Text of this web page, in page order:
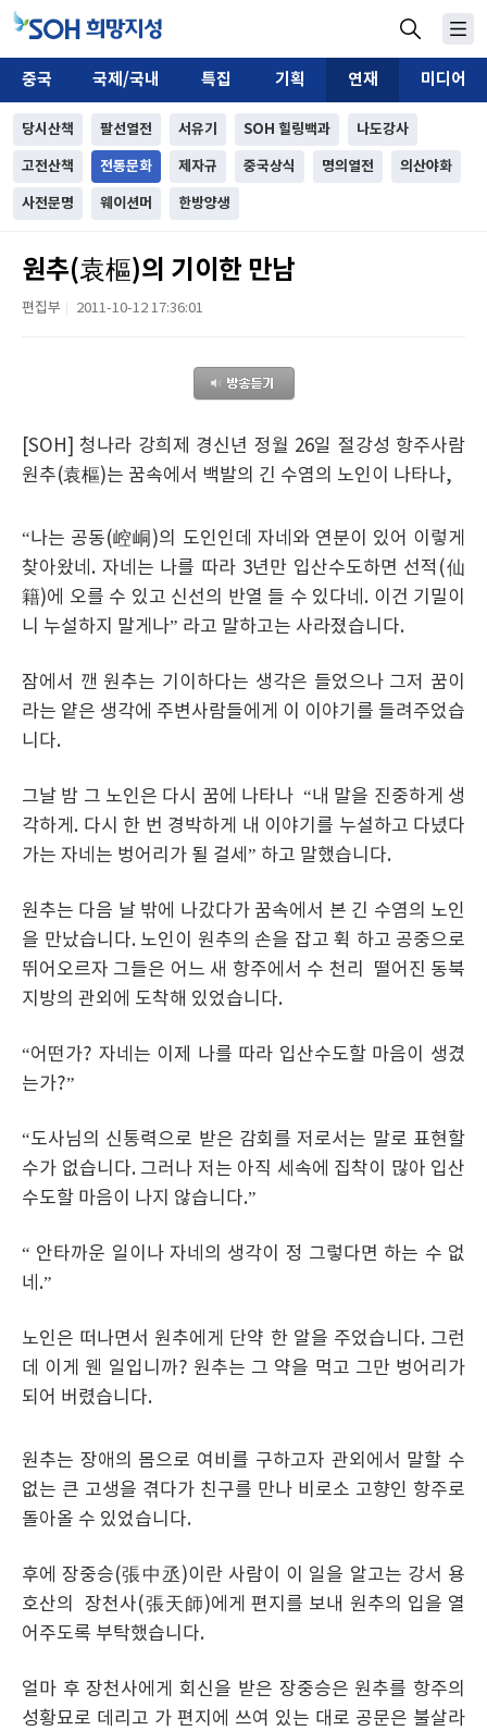
중국 국제/국내 특집 기획 연재 미디어
당시산책 팔선열전 서유기 SOH 힐링백과 나도강사
고전산책 전통문화 제자규 중국상식 명의열전 의산야화
사전문명 웨이션머 한방양생
원추(袁樞)의 기이한 만남
편집부 2011-10-12 17:36:01
[SOH] 청나라 강희제 경신년 정월 26일 절강성 항주사람
원추(袁樞)는 꿈속에서 백발의 긴 수염의 노인이 나타나,
“나는 공동(崆峒)의 도인인데 자네와 연분이 있어 이렇게
찾아왔네. 자네는 나를 따라 3년만 입산수도하면 선적(仙
籍)에 오를 수 있고 신선의 반열 들 수 있다네. 이건 기밀이
니 누설하지 말게나” 라고 말하고는 사라졌습니다.
잠에서 깬 원추는 기이하다는 생각은 들었으나 그저 꿈이
라는 얕은 생각에 주변사람들에게 이 이야기를 들려주었습
니다.
그날 밤 그 노인은 다시 꿈에 나타나 “내 말을 진중하게 생
각하게. 다시 한 번 경박하게 내 이야기를 누설하고 다녔다
가는 자네는 벙어리가 될 걸세” 하고 말했습니다.
원추는 다음 날 밖에 나갔다가 꿈속에서 본 긴 수염의 노인
을 만났습니다. 노인이 원추의 손을 잡고 휙 하고 공중으로
뛰어오르자 그들은 어느 새 항주에서 수 천리 떨어진 동북
지방의 관외에 도착해 있었습니다.
“어떤가? 자네는 이제 나를 따라 입산수도할 마음이 생겼
는가?”
“도사님의 신통력으로 받은 감회를 저로서는 말로 표현할
수가 없습니다. 그러나 저는 아직 세속에 집착이 많아 입산
수도할 마음이 나지 않습니다.”
“ 안타까운 일이나 자네의 생각이 정 그렇다면 하는 수 없
네.”
노인은 떠나면서 원추에게 단약 한 알을 주었습니다. 그런
데 이게 웬 일입니까? 원추는 그 약을 먹고 그만 벙어리가
되어 버렸습니다.
원추는 장애의 몸으로 여비를 구하고자 관외에서 말할 수
없는 큰 고생을 겪다가 친구를 만나 비로소 고향인 항주로
돌아올 수 있었습니다.
후에 장중승(張中丞)이란 사람이 이 일을 알고는 강서 용
호산의 장천사(張天師)에게 편지를 보내 원추의 입을 열
어주도록 부탁했습니다.
얼마 후 장천사에게 회신을 받은 장중승은 원추를 항주의
성황묘로 데리고 가 편지에 쓰여 있는 대로 공문은 불살라